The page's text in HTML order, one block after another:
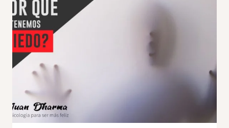
SUPERARLA